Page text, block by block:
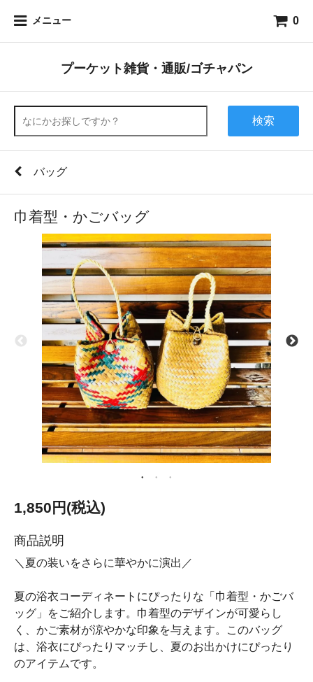
メニュー 0
プーケット雑貨・通販/ゴチャパン
検索
バッグ
巾着型・かごバッグ
1,850円(税込)
商品説明
＼夏の装いをさらに華やかに演出／
夏の浴衣コーディネートにぴったりな「巾着型・かごバ
ッグ」をご紹介します。巾着型のデザインが可愛らし
く、かご素材が涼やかな印象を与えます。このバッグ
は、浴衣にぴったりマッチし、夏のお出かけにぴったり
のアイテムです。